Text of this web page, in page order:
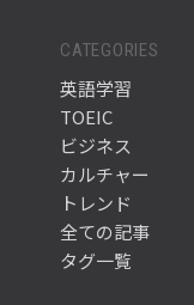
CATEGORIES
英語学習
TOEIC
ビジネス
カルチャー
トレンド
全ての記事
タグ一覧